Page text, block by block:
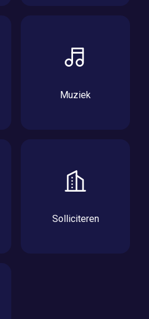
Muziek
Solliciteren